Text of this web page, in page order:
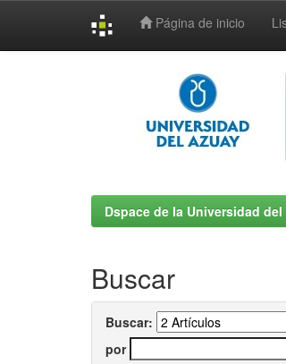
Página de inicio
Dspace de la Universidad del
Buscar
Buscar:
por